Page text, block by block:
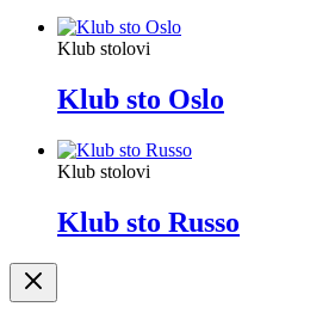
Klub stolovi
Klub sto Oslo
Klub stolovi
Klub sto Russo